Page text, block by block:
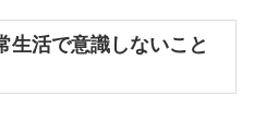
生活で意識しないこと